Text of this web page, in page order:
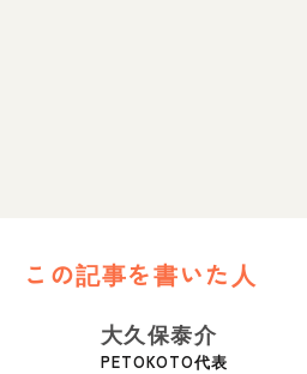
この記事を書いた人
大久保泰介
PETOKOTO代表